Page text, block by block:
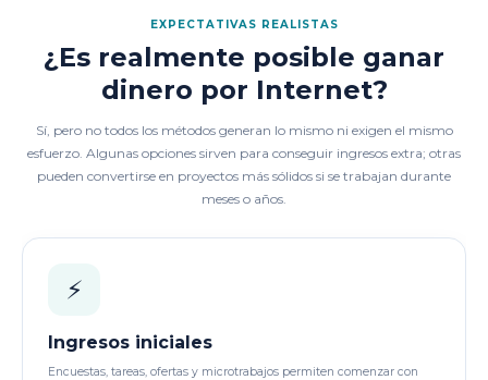
EXPECTATIVAS REALISTAS
¿Es realmente posible ganar
dinero por Internet?
Sí, pero no todos los métodos generan lo mismo ni exigen el mismo
esfuerzo. Algunas opciones sirven para conseguir ingresos extra; otras
pueden convertirse en proyectos más sólidos si se trabajan durante
meses o años.
⚡
Ingresos iniciales
Encuestas, tareas, ofertas y microtrabajos permiten comenzar con